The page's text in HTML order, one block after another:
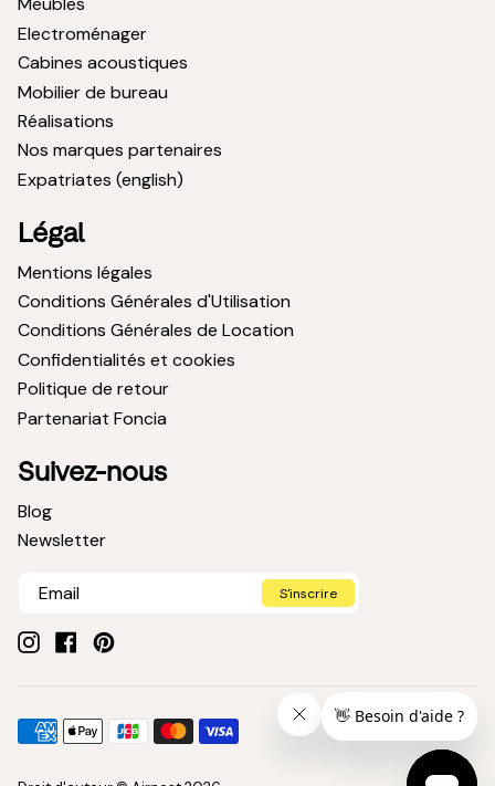
Electroménager
Cabines acoustiques
Mobilier de bureau
Réalisations
Nos marques partenaires
Expatriates (english)
Légal
Mentions légales
Conditions Générales d'Utilisation
Conditions Générales de Location
Confidentialités et cookies
Politique de retour
Partenariat Foncia
Suivez-nous
Blog
Newsletter
S'inscrire
Méthodes